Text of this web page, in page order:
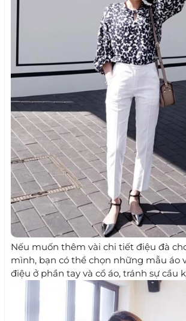
Nếu muốn thêm vài chi tiết điệu đà
mình, bạn có thể chọn những mẫu áo
điệu ở phần tay và cổ áo, tránh sự cầu